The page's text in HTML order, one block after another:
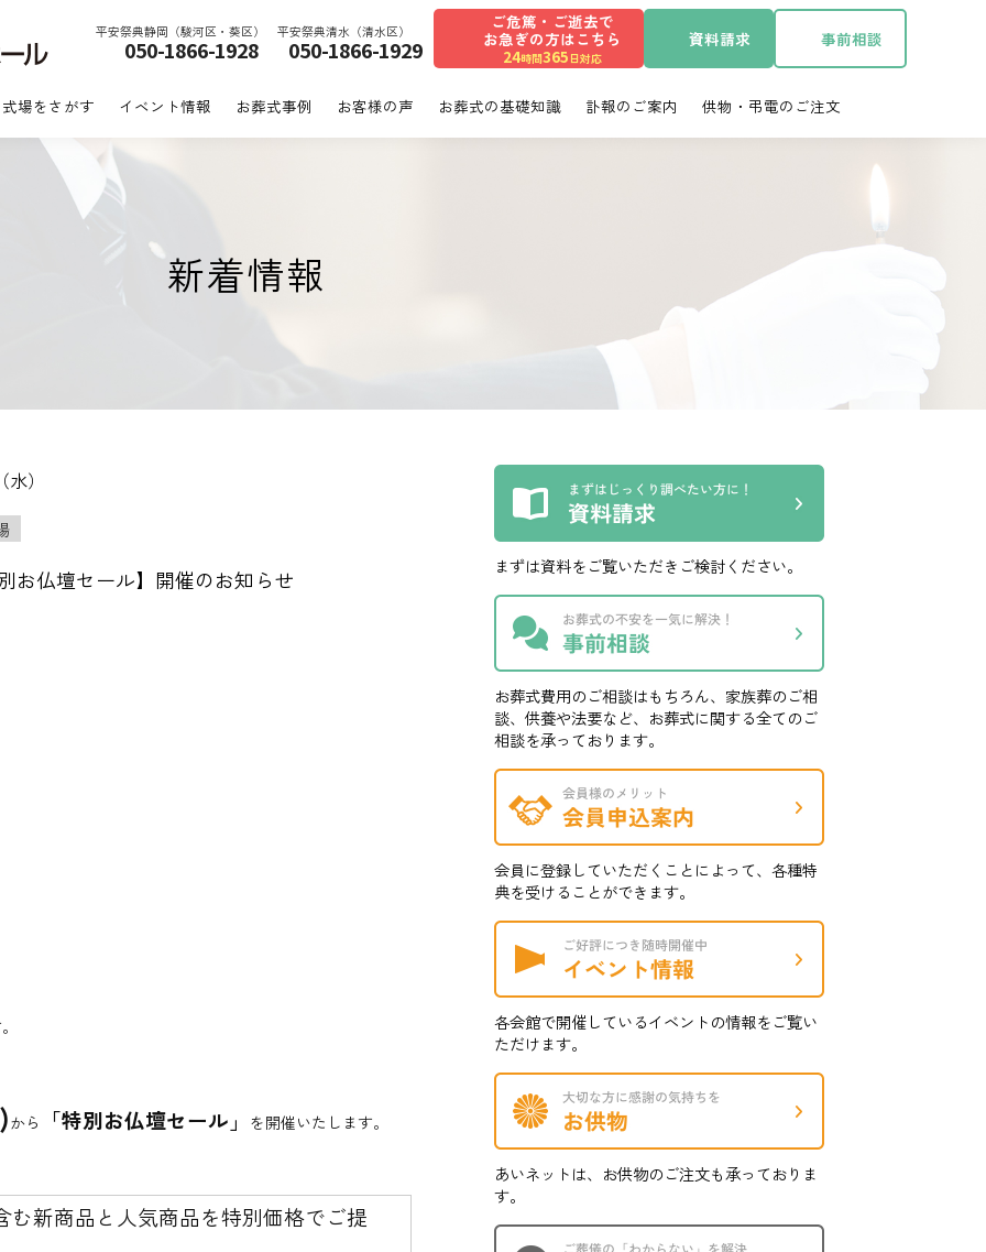
あいネットホール｜静岡市駿河区・葵区・清水区の葬儀・お葬式
平安祭典静岡（駿河区・葵区）
050-1866-1928
平安祭典清水（清水区）
050-1866-1929
ご危篤・ご逝去で
お急ぎの方はこちら
24時間365 日対応
資料請求 事前相談
式場をさがす イベント情報 お葬式事例 お客様の声 お葬式の基礎知識 訃報のご案内 供物・弔電のご注文
新着情報
）
別お仏壇セール】開催のお知らせ
から 「特別お仏壇セール」 を開催いたします。
む新商品と人気商品を特別価格でご提
まずは資料をご覧いただきご検討ください。
お葬式費用のご相談はもちろん、家族葬のご相
談、供養や法要など、お葬式に関する全てのご
相談を承っております。
会員に登録していただくことによって、各種特
典を受けることができます。
各会館で開催しているイベントの情報をご覧い
ただけます。
あいネットは、お供物のご注文も承っておりま
す。